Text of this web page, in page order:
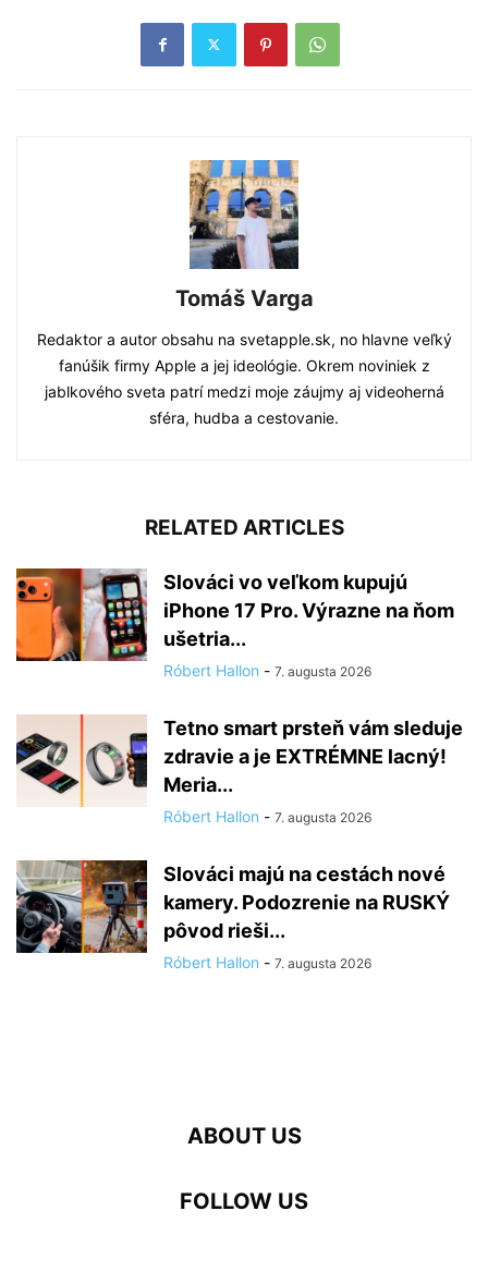
Tomáš Varga
Redaktor a autor obsahu na svetapple.sk, no hlavne veľký
fanúšik firmy Apple a jej ideológie. Okrem noviniek z
jablkového sveta patrí medzi moje záujmy aj videoherná
sféra, hudba a cestovanie.
RELATED ARTICLES
Slováci vo veľkom kupujú
iPhone 17 Pro. Výrazne na ňom
ušetria...
Róbert Hallon - 7. augusta 2026
Tetno smart prsteň vám sleduje
zdravie a je EXTRÉMNE lacný!
Meria...
Róbert Hallon - 7. augusta 2026
Slováci majú na cestách nové
kamery. Podozrenie na RUSKÝ
pôvod rieši...
Róbert Hallon - 7. augusta 2026
ABOUT US
FOLLOW US